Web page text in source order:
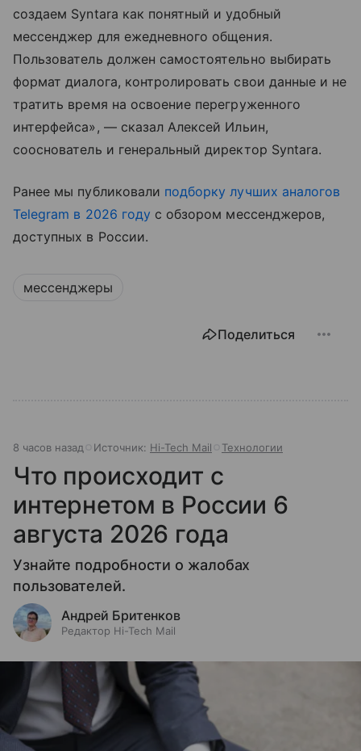
создаем Syntara как понятный и удобный
мессенджер для ежедневного общения.
Пользователь должен самостоятельно выбирать
формат диалога, контролировать свои данные и не
тратить время на освоение перегруженного
интерфейса», — сказал Алексей Ильин,
сооснователь и генеральный директор Syntara.
Ранее мы публиковали подборку лучших аналогов
Telegram в 2026 году с обзором мессенджеров,
доступных в России.
мессенджеры
Поделиться
8 часов назад Источник: Hi-Tech Mail Технологии
Что происходит с
интернетом в России 6
августа 2026 года
Узнайте подробности о жалобах
пользователей.
Андрей Бритенков
Редактор Hi-Tech Mail